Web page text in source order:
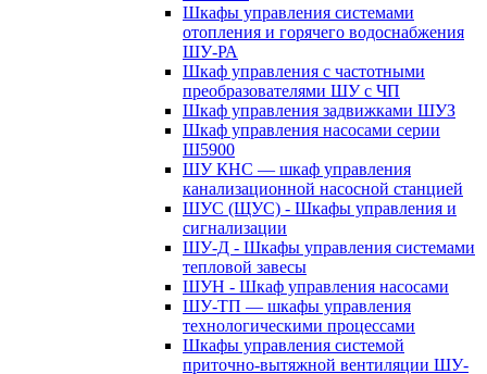
Шкафы управления системами
отопления и горячего водоснабжения
ШУ-РА
Шкаф управления с частотными
преобразователями ШУ с ЧП
Шкаф управления задвижками ШУЗ
Шкаф управления насосами серии
Ш5900
ШУ КНС — шкаф управления
канализационной насосной станцией
ШУС (ЩУС) - Шкафы управления и
сигнализации
ШУ-Д - Шкафы управления системами
тепловой завесы
ШУН - Шкаф управления насосами
ШУ-ТП — шкафы управления
технологическими процессами
Шкафы управления системой
приточно-вытяжной вентиляции ШУ-